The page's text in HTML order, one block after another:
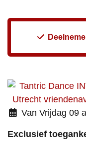
Van Vrijdag 09
Exclusief